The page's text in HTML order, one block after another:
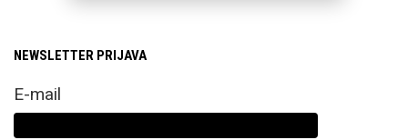
NEWSLETTER PRIJAVA
E-mail